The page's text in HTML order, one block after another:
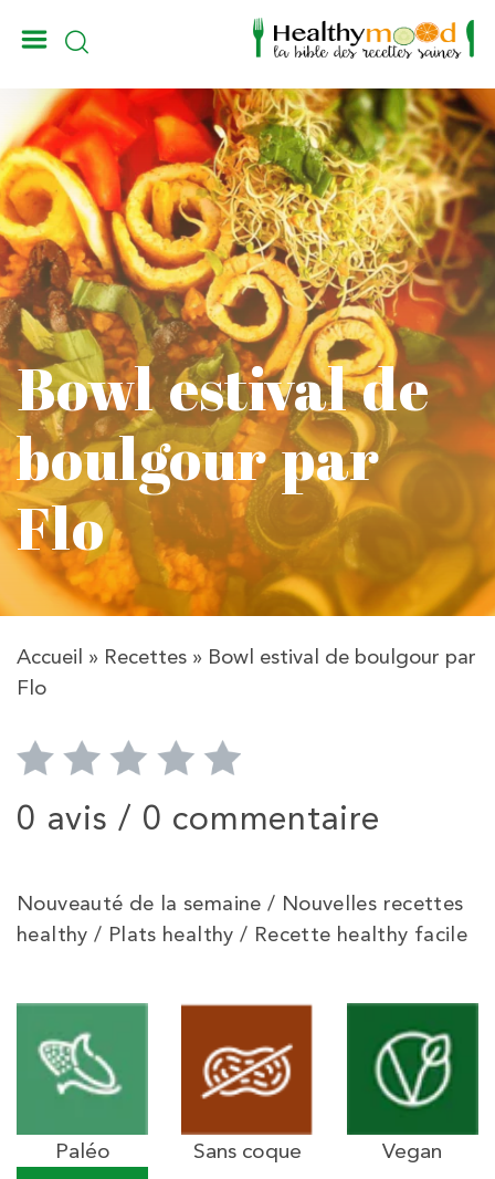
Bowl estival de
boulgour par
Flo
Accueil » Recettes » Bowl estival de boulgour par
Flo
0 avis / 0 commentaire
Nouveauté de la semaine / Nouvelles recettes
healthy / Plats healthy / Recette healthy facile
Paléo Sans coque Vegan